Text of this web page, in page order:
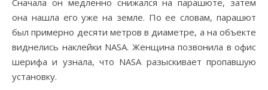
Сначала он медленно снижался на парашюте, затем
она нашла его уже на земле. По ее словам, парашют
был примерно десяти метров в диаметре, а на объекте
виднелись наклейки NASA. Женщина позвонила в офис
шерифа и узнала, что NASA разыскивает пропавшую
установку.